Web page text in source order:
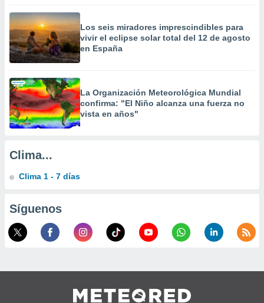
e
publicidad
publicidad
Los seis miradores imprescindibles para
vivir el eclipse solar total del 12 de agosto
en España
La Organización Meteorológica Mundial
confirma: "El Niño alcanza una fuerza no
vista en años"
Clima...
Clima 1 - 7 días
Síguenos